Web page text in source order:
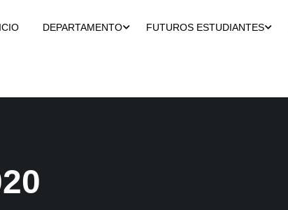
DEPARTAMENTO FUTUROS ESTUDIANTES